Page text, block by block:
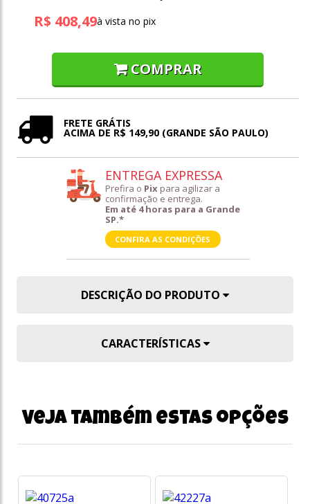
R$ 408,49à vista no pix
COMPRAR
FRETE GRÁTIS
ACIMA DE R$ 149,90 (GRANDE SÃO PAULO)
ENTREGA EXPRESSA
Prefira o Pix para agilizar a
confirmação e entrega.
Em até 4 horas para a Grande
SP.*
CONFIRA AS CONDIÇÕES
DESCRIÇÃO DO PRODUTO
CARACTERÍSTICAS
Veja também estas opções